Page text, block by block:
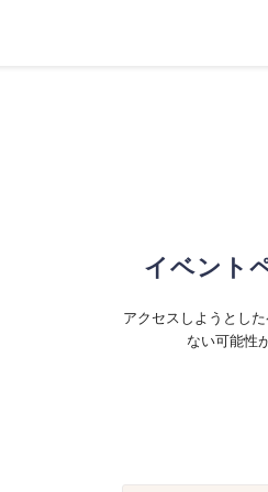
イベント
アクセスしようとし
ない可能性